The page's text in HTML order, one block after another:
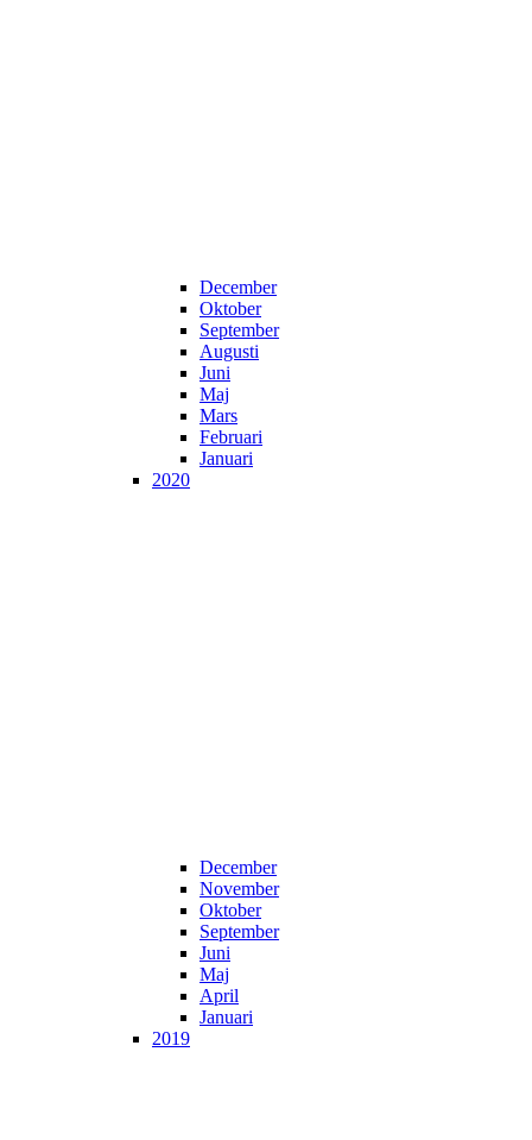
December
Oktober
September
Augusti
Juni
Maj
Mars
Februari
Januari
2020
December
November
Oktober
September
Juni
Maj
April
Januari
2019